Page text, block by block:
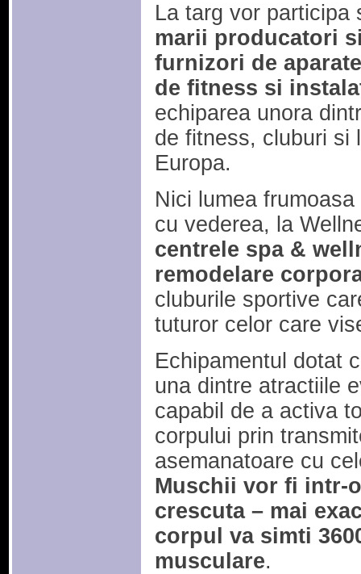
La targ vor participa
marii producatori
furnizori de aparate
de fitness si
echiparea unora
de fitness, cluburi si
Europa.
Nici lumea
cu vederea, la
centrele spa &
remodelare
cluburile sportive
tuturor celor care
Echipamentul dotat
una dintre atractiile
capabil de a activa
corpului prin
asemanatoare cu
Muschii vor fi intr-
crescuta – mai
corpul va simti
musculare.